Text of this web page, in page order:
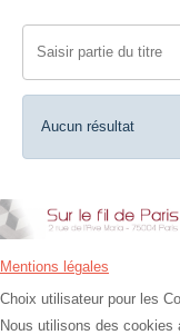
Info
Aucun résultat
Mentions légales
Choix utilisateur pour les
Nous utilisons des